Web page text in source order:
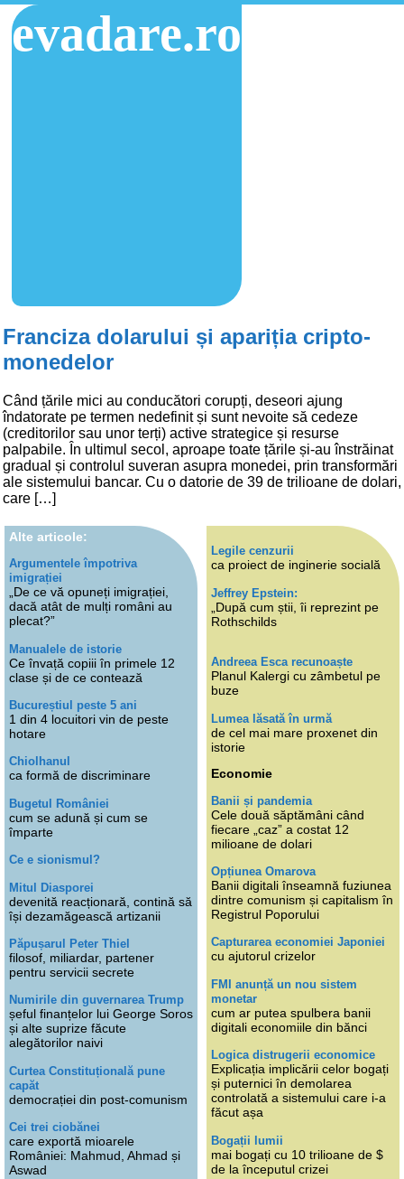
evadare.ro
Franciza dolarului și apariția cripto-
monedelor
Când țările mici au conducători corupți, deseori ajung
îndatorate pe termen nedefinit și sunt nevoite să cedeze
(creditorilor sau unor terți) active strategice și resurse
palpabile. În ultimul secol, aproape toate țările și-au înstrăinat
gradual și controlul suveran asupra monedei, prin transformări
ale sistemului bancar. Cu o datorie de 39 de trilioane de dolari,
care […]
Alte articole:
Argumentele împotriva
imigrației
„De ce vă opuneți imigrației,
dacă atât de mulți români au
plecat?”
Manualele de istorie
Ce învață copiii în primele 12
clase și de ce contează
Bucureștiul peste 5 ani
1 din 4 locuitori vin de peste
hotare
Chiolhanul
ca formă de discriminare
Bugetul României
cum se adună și cum se
împarte
Ce e sionismul?
Mitul Diasporei
devenită reacționară, contină să
își dezamăgească artizanii
Păpușarul Peter Thiel
filosof, miliardar, partener
pentru servicii secrete
Numirile din guvernarea Trump
șeful finanțelor lui George Soros
și alte suprize făcute
alegătorilor naivi
Curtea Constituțională pune
capăt
democrației din post-comunism
Cei trei ciobănei
care exportă mioarele
României: Mahmud, Ahmad și
Aswad
Legile cenzurii
ca proiect de inginerie socială
Jeffrey Epstein:
„După cum știi, îi reprezint pe
Rothschilds
Andreea Esca recunoaște
Planul Kalergi cu zâmbetul pe
buze
Lumea lăsată în urmă
de cel mai mare proxenet din
istorie
Economie
Banii și pandemia
Cele două săptămâni când
fiecare „caz” a costat 12
milioane de dolari
Opțiunea Omarova
Banii digitali înseamnă fuziunea
dintre comunism și capitalism în
Registrul Poporului
Capturarea economiei Japoniei
cu ajutorul crizelor
FMI anunță un nou sistem
monetar
cum ar putea spulbera banii
digitali economiile din bănci
Logica distrugerii economice
Explicația implicării celor bogați
și puternici în demolarea
controlată a sistemului care i-a
făcut așa
Bogații lumii
mai bogați cu 10 trilioane de $
de la începutul crizei